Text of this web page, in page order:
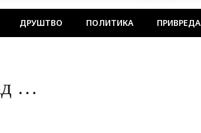
ДРУШТВО ПОЛИТИКА ПРИВРЕДА
…